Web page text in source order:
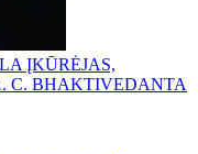
ĮKŪRĖJAS,
C. BHAKTIVEDANTA